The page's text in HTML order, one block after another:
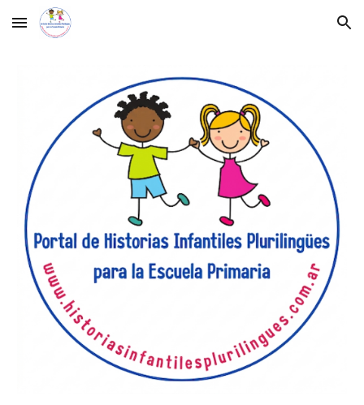
Skip to main content Skip to navigation